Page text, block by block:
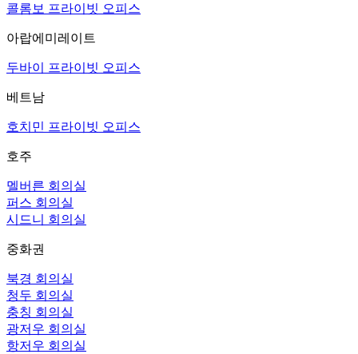
콜롬보 프라이빗 오피스
아랍에미레이트
두바이 프라이빗 오피스
베트남
호치민 프라이빗 오피스
호주
멜버른 회의실
퍼스 회의실
시드니 회의실
중화권
북경 회의실
청두 회의실
충칭 회의실
광저우 회의실
항저우 회의실